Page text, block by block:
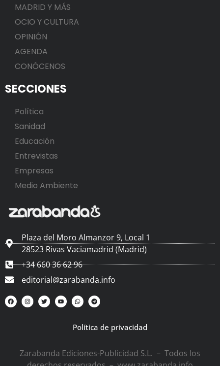
MADRID Y MÁS
OCIO Y CULTURA
OPINIÓN
AGENDA
CONÓCENOS
SECCIONES
Política
Sanidad
Educación
Entrevistas
Empresas
Medio Ambiente
Plaza del Moro Almanzor 9, Local 1
28523 Rivas Vaciamadrid (Madrid)
+34 660 36 62 96
editorial@zarabanda.info
Política de privacidad
Zarabanda Ediciones-Publicidad S.L. – Todos los